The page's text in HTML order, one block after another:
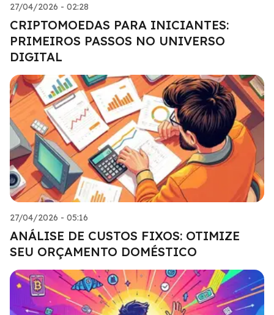
27/04/2026 - 02:28
CRIPTOMOEDAS PARA INICIANTES:
PRIMEIROS PASSOS NO UNIVERSO
DIGITAL
27/04/2026 - 05:16
ANÁLISE DE CUSTOS FIXOS: OTIMIZE
SEU ORÇAMENTO DOMÉSTICO